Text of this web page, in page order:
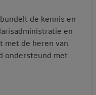
de kennis en
en
met de heren van
ondersteund met